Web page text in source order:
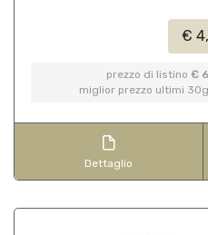
€
prezzo di listino €
miglior prezzo ultimi
Dettaglio